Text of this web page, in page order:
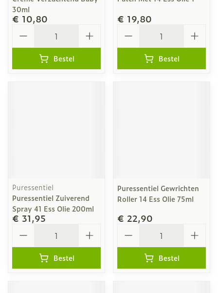
30ml
€ 10,80
Bestel
€ 19,80
Bestel
Puressentiel
Puressentiel Zuiverend
Spray 41 Ess Olie 200ml
€ 31,95
Bestel
Puressentiel Gewrichten
Roller 14 Ess Olie 75ml
€ 22,90
Bestel